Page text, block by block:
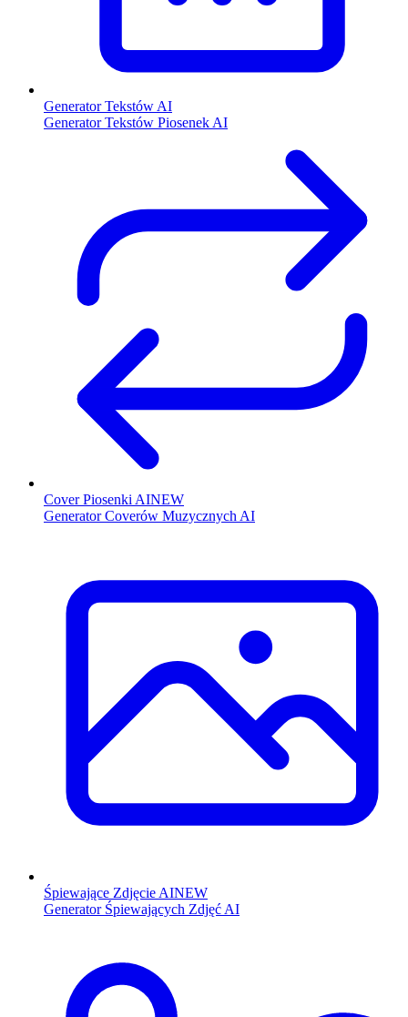
Generator Tekstów AI
Generator Tekstów Piosenek AI
Cover Piosenki AINEW
Generator Coverów Muzycznych AI
Śpiewające Zdjęcie AINEW
Generator Śpiewających Zdjęć AI